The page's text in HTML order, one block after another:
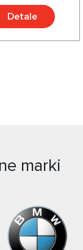
Detale
marki